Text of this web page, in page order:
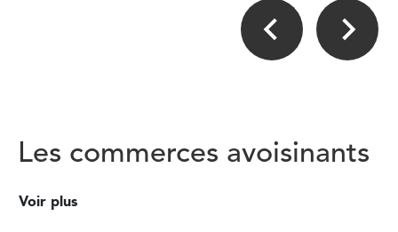
Les commerces avoisinants
Voir plus